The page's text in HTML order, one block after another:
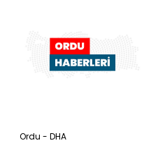
Ordu - DHA